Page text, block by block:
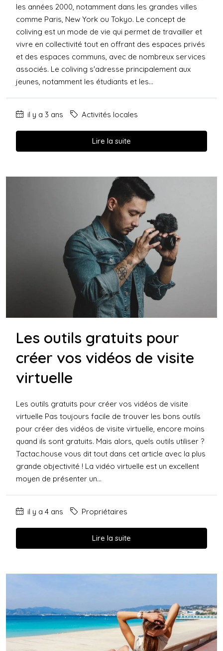
les années 2000, notamment dans les grandes villes
comme Paris, New York ou Tokyo. Le concept de
coliving est un mode de vie qui permet de travailler et
vivre en collectivité tout en offrant des espaces privés
et des espaces communs, avec de nombreux services
associés. Le coliving s'adresse principalement aux
jeunes, notamment les étudiants et les...
il y a 3 ans Activités locales
Lire la suite
Les outils gratuits pour
créer vos vidéos de visite
virtuelle
Les outils gratuits pour créer vos vidéos de visite
virtuelle Pas toujours facile de trouver les bons outils
pour créer des vidéos de visite virtuelle, encore moins
quand ils sont gratuits. Mais alors, quels outils utiliser ?
Tactac.house vous dit tout dans cet article avec la plus
grande objectivité ! La vidéo virtuelle est un excellent
moyen de présenter un...
il y a 4 ans Propriétaires
Lire la suite